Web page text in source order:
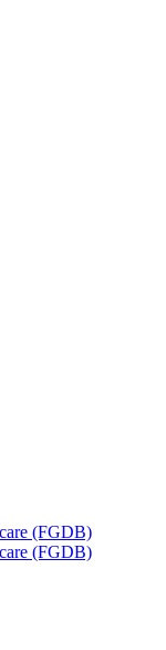
(FGDB)
(FGDB)